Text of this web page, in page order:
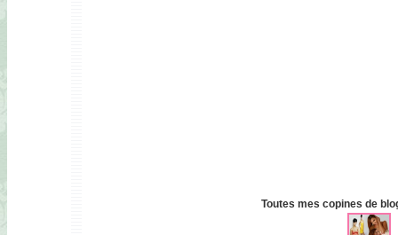
Toutes mes copines de